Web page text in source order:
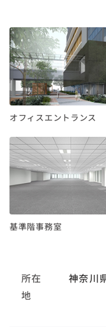
オフィスエントランス
基準階事務室
所在
地
神奈川